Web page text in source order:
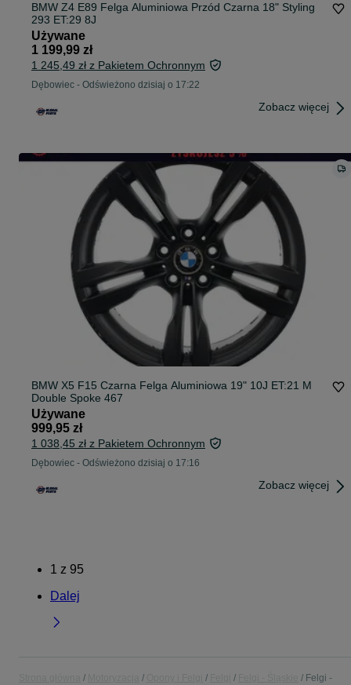
BMW Z4 E89 Felga Aluminiowa Przód Czarna 18" Styling
293 ET:29 8J
Używane
1 199,99 zł
1 245,49 zł z Pakietem Ochronnym
Dębowiec - Odświeżono dzisiaj o 17:22
Zobacz więcej
BMW X5 F15 Czarna Felga Aluminiowa 19" 10J ET:21 M
Double Spoke 467
Używane
999,95 zł
1 038,45 zł z Pakietem Ochronnym
Dębowiec - Odświeżono dzisiaj o 17:16
Zobacz więcej
1 z 95
Dalej
Felgi -